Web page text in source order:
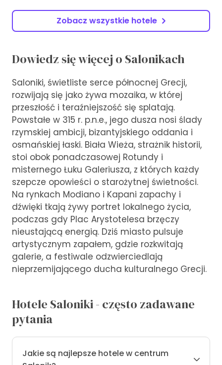
Zobacz wszystkie hotele
Dowiedz się więcej o Salonikach
Saloniki, świetliste serce północnej Grecji,
rozwijają się jako żywa mozaika, w której
przeszłość i teraźniejszość się splatają.
Powstałe w 315 r. p.n.e., jego dusza nosi ślady
rzymskiej ambicji, bizantyjskiego oddania i
osmańskiej łaski. Biała Wieża, strażnik historii,
stoi obok ponadczasowej Rotundy i
misternego Łuku Galeriusza, z których każdy
szepcze opowieści o starożytnej świetności.
Na rynkach Modiano i Kapani zapachy i
dźwięki tkają żywy portret lokalnego życia,
podczas gdy Plac Arystotelesa brzęczy
nieustającą energią. Dziś miasto pulsuje
artystycznym zapałem, gdzie rozkwitają
galerie, a festiwale odzwierciedlają
nieprzemijającego ducha kulturalnego Grecji.
Hotele Saloniki - często zadawane
pytania
Jakie są najlepsze hotele w centrum